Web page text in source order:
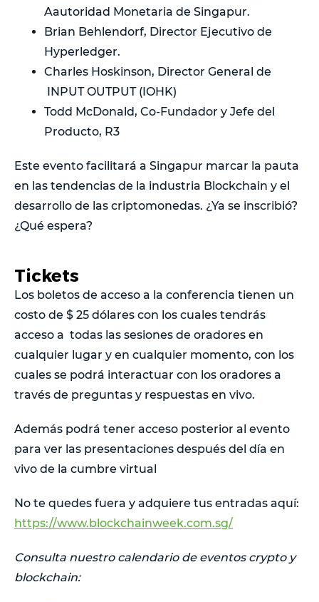
Aautoridad Monetaria de Singapur.
Brian Behlendorf, Director Ejecutivo de
Hyperledger.
Charles Hoskinson, Director General de
INPUT OUTPUT (IOHK)
Todd McDonald, Co-Fundador y Jefe del
Producto, R3
Este evento facilitará a Singapur marcar la pauta
en las tendencias de la industria Blockchain y el
desarrollo de las criptomonedas. ¿Ya se inscribió?
¿Qué espera?
Tickets
Los boletos de acceso a la conferencia tienen un
costo de $ 25 dólares con los cuales tendrás
acceso a todas las sesiones de oradores en
cualquier lugar y en cualquier momento, con los
cuales se podrá interactuar con los oradores a
través de preguntas y respuestas en vivo.
Además podrá tener acceso posterior al evento
para ver las presentaciones después del día en
vivo de la cumbre virtual
No te quedes fuera y adquiere tus entradas aquí:
https://www.blockchainweek.com.sg/
Consulta nuestro calendario de eventos crypto y
blockchain: